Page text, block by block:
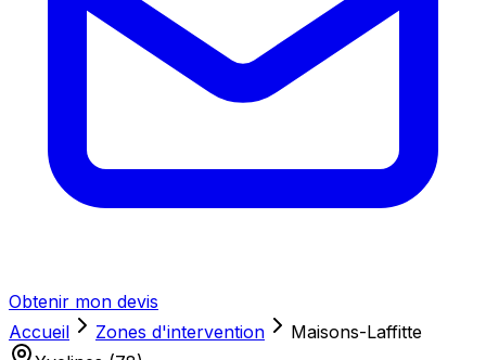
Obtenir mon devis
Accueil
Zones d'intervention
Maisons-Laffitte